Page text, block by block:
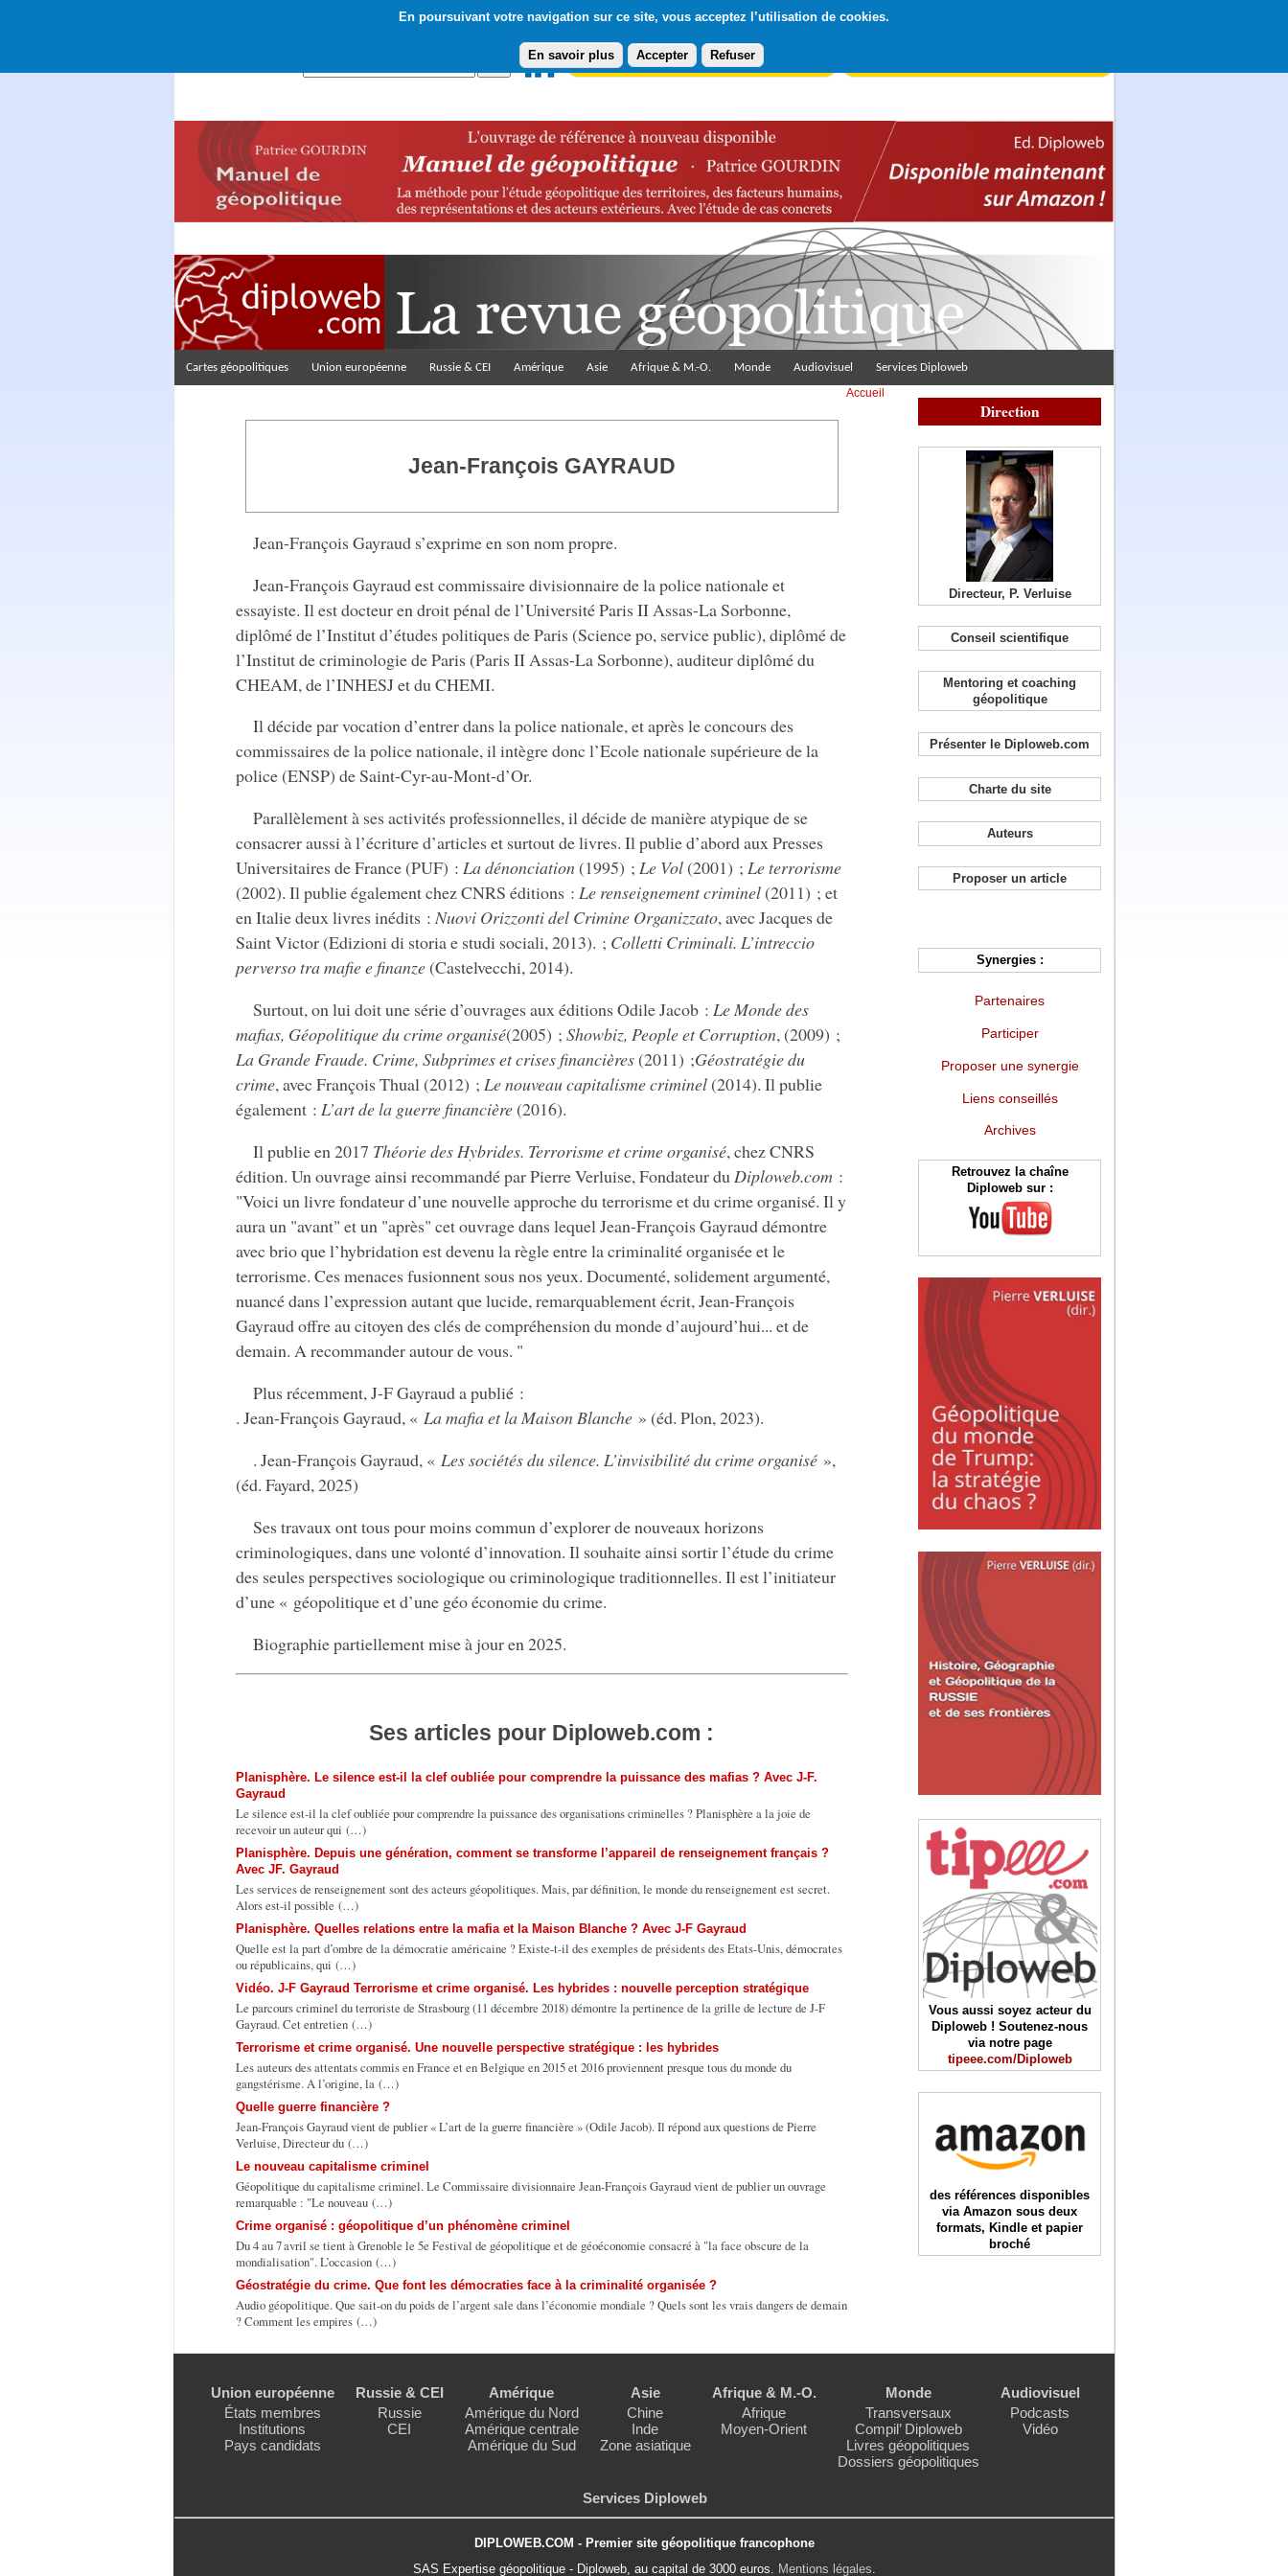
En poursuivant votre navigation sur ce site, vous acceptez l’utilisation de cookies.
En savoir plus Accepter Refuser
Abonnement gratuit à la Lettre du Diploweb
Cartes géopolitiques Union européenne Russie & CEI Amérique Asie Afrique & M.-O. Monde Audiovisuel Services Diploweb
Accueil
Jean-François GAYRAUD
Jean-François Gayraud s’exprime en son nom propre.
Jean-François Gayraud est commissaire divisionnaire de la police nationale et
essayiste. Il est docteur en droit pénal de l’Université Paris II Assas-La Sorbonne,
diplômé de l’Institut d’études politiques de Paris (Science po, service public), diplômé de
l’Institut de criminologie de Paris (Paris II Assas-La Sorbonne), auditeur diplômé du
CHEAM, de l’INHESJ et du CHEMI.
Il décide par vocation d’entrer dans la police nationale, et après le concours des
commissaires de la police nationale, il intègre donc l’Ecole nationale supérieure de la
police (ENSP) de Saint-Cyr-au-Mont-d’Or.
Parallèlement à ses activités professionnelles, il décide de manière atypique de se
consacrer aussi à l’écriture d’articles et surtout de livres. Il publie d’abord aux Presses
Universitaires de France (PUF) : La dénonciation(1995) ; Le Vol(2001) ; Le terrorisme
(2002). Il publie également chez CNRS éditions : Le renseignement criminel(2011) ; et
en Italie deux livres inédits : Nuovi Orizzonti del Crimine Organizzato, avec Jacques de
Saint Victor (Edizioni di storia e studi sociali, 2013). ; Colletti Criminali. L’intreccio
perverso tra mafie e finanze(Castelvecchi, 2014).
Surtout, on lui doit une série d’ouvrages aux éditions Odile Jacob : Le Monde des
mafias, Géopolitique du crime organisé(2005) ; Showbiz, People et Corruption, (2009) ;
La Grande Fraude. Crime, Subprimes et crises financières(2011) ;Géostratégie du
crime, avec François Thual (2012) ; Le nouveau capitalisme criminel(2014). Il publie
également : L’art de la guerre financière(2016).
Il publie en 2017 Théorie des Hybrides. Terrorisme et crime organisé, chez CNRS
édition. Un ouvrage ainsi recommandé par Pierre Verluise, Fondateur duDiploweb.com:
"Voici un livre fondateur d’une nouvelle approche du terrorisme et du crime organisé. Il y
aura un "avant" et un "après" cet ouvrage dans lequel Jean-François Gayraud démontre
avec brio que l’hybridation est devenu la règle entre la criminalité organisée et le
terrorisme. Ces menaces fusionnent sous nos yeux. Documenté, solidement argumenté,
nuancé dans l’expression autant que lucide, remarquablement écrit, Jean-François
Gayraud offre au citoyen des clés de compréhension du monde d’aujourd’hui... et de
demain. A recommander autour de vous. "
Plus récemment, J-F Gayraud a publié :
. Jean-François Gayraud, « La mafia et la Maison Blanche» (éd. Plon, 2023).
. Jean-François Gayraud, « Les sociétés du silence. L’invisibilité du crime organisé»,
(éd. Fayard, 2025)
Ses travaux ont tous pour moins commun d’explorer de nouveaux horizons
criminologiques, dans une volonté d’innovation. Il souhaite ainsi sortir l’étude du crime
des seules perspectives sociologique ou criminologique traditionnelles. Il est l’initiateur
d’une « géopolitique et d’une géo économie du crime.
Biographie partiellement mise à jour en 2025.
Ses articles pour Diploweb.com :
Planisphère. Le silence est-il la clef oubliée pour comprendre la puissance des mafias ? Avec J-F.
Gayraud
Le silence est-il la clef oubliée pour comprendre la puissance des organisations criminelles ? Planisphère a la joie de
recevoir un auteur qui (…)
Planisphère. Depuis une génération, comment se transforme l’appareil de renseignement français ?
Avec JF. Gayraud
Les services de renseignement sont des acteurs géopolitiques. Mais, par définition, le monde du renseignement est secret.
Alors est-il possible (…)
Planisphère. Quelles relations entre la mafia et la Maison Blanche ? Avec J-F Gayraud
Quelle est la part d’ombre de la démocratie américaine ? Existe-t-il des exemples de présidents des Etats-Unis, démocrates
ou républicains, qui (…)
Vidéo. J-F Gayraud Terrorisme et crime organisé. Les hybrides : nouvelle perception stratégique
Le parcours criminel du terroriste de Strasbourg (11 décembre 2018) démontre la pertinence de la grille de lecture de J-F
Gayraud. Cet entretien (…)
Terrorisme et crime organisé. Une nouvelle perspective stratégique : les hybrides
Les auteurs des attentats commis en France et en Belgique en 2015 et 2016 proviennent presque tous du monde du
gangstérisme. A l’origine, la (…)
Quelle guerre financière ?
Jean-François Gayraud vient de publier « L’art de la guerre financière » (Odile Jacob). Il répond aux questions de Pierre
Verluise, Directeur du (…)
Le nouveau capitalisme criminel
Géopolitique du capitalisme criminel. Le Commissaire divisionnaire Jean-François Gayraud vient de publier un ouvrage
remarquable : "Le nouveau (…)
Crime organisé : géopolitique d’un phénomène criminel
Du 4 au 7 avril se tient à Grenoble le 5e Festival de géopolitique et de géoéconomie consacré à "la face obscure de la
mondialisation". L’occasion (…)
Géostratégie du crime. Que font les démocraties face à la criminalité organisée ?
Audio géopolitique. Que sait-on du poids de l’argent sale dans l’économie mondiale ? Quels sont les vrais dangers de demain
? Comment les empires (…)
Direction
Directeur, P. Verluise
Conseil scientifique
Mentoring et coaching
géopolitique
Présenter le Diploweb.com
Charte du site
Auteurs
Proposer un article
Synergies :
Partenaires
Participer
Proposer une synergie
Liens conseillés
Archives
Retrouvez la chaîne
Diploweb sur :
Vous aussi soyez acteur du
Diploweb ! Soutenez-nous
via notre page
tipeee.com/Diploweb
des références disponibles
via Amazon sous deux
formats, Kindle et papier
broché
Union européenne
États membres
Institutions
Pays candidats
Russie & CEI
Russie
CEI
Amérique
Amérique du Nord
Amérique centrale
Amérique du Sud
Asie
Chine
Inde
Zone asiatique
Afrique & M.-O.
Afrique
Moyen-Orient
Monde
Transversaux
Compil’ Diploweb
Livres géopolitiques
Dossiers géopolitiques
Audiovisuel
Podcasts
Vidéo
Services Diploweb
DIPLOWEB.COM - Premier site géopolitique francophone
SAS Expertise géopolitique - Diploweb, au capital de 3000 euros. Mentions légales.